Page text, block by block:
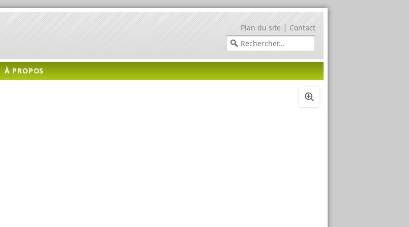
Plan du site | Contact
À PROPOS